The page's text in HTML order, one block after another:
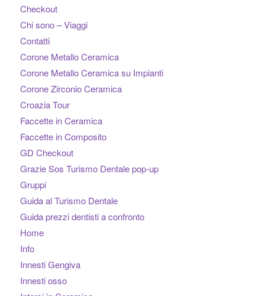
Checkout
Chi sono – Viaggi
Contatti
Corone Metallo Ceramica
Corone Metallo Ceramica su Impianti
Corone Zirconio Ceramica
Croazia Tour
Faccette in Ceramica
Faccette in Composito
GD Checkout
Grazie Sos Turismo Dentale pop-up
Gruppi
Guida al Turismo Dentale
Guida prezzi dentisti a confronto
Home
Info
Innesti Gengiva
Innesti osso